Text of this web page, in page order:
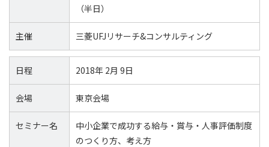
（半日）
主催 三菱UFJリサーチ&コンサルティング
日程 2018年 2月 9日
会場 東京会場
セミナー名
中小企業で成功する給与・賞与・人事評価制度
のつくり方、考え方